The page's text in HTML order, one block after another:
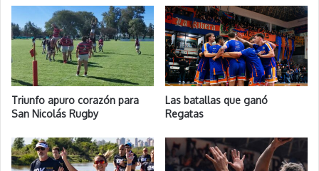
Triunfo apuro corazón para
San Nicolás Rugby
Las batallas que ganó
Regatas